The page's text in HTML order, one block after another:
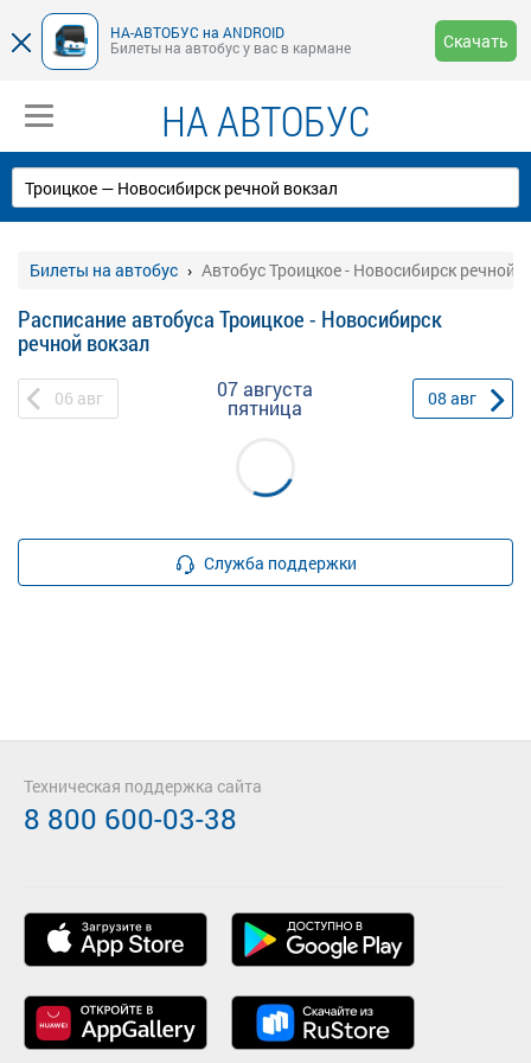
НА-АВТОБУС на ANDROID
Билеты на автобус у вас в кармане
Скачать
НА АВТОБУС
Билеты на автобус Автобус Троицкое - Новосибирск речной
Расписание автобуса Троицкое - Новосибирск
речной вокзал
06 авг 07 августа
пятница 08 авг
Служба поддержки
Техническая поддержка сайта
8 800 600-03-38